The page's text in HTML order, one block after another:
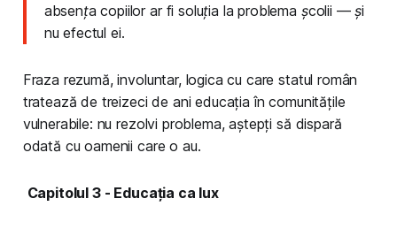
absența copiilor ar fi soluția la problema școlii — și
nu efectul ei.
Fraza rezumă, involuntar, logica cu care statul român
tratează de treizeci de ani educația în comunitățile
vulnerabile: nu rezolvi problema, aștepți să dispară
odată cu oamenii care o au.
Capitolul 3 - Educația ca lux